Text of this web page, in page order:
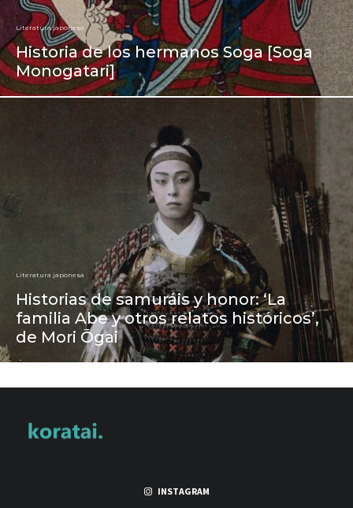
Literatura japonesa
Historia de los hermanos Soga [Soga
Monogatari]
Literatura japonesa
Historias de samuráis y honor: ‘La
familia Abe y otros relatos históricos’,
de Mori Ōgai
INSTAGRAM